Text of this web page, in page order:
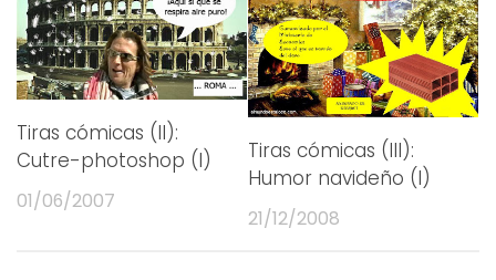
Tiras cómicas (II):
Cutre-photoshop (I)
01/06/2007
Tiras cómicas (III):
Humor navideño (I)
21/12/2008